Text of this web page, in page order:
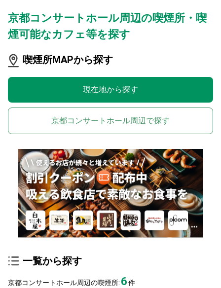
京都コンサートホール周辺の喫煙所・喫
煙可能なカフェ等を探す
喫煙所MAPから探す
現在地から探す
京都コンサートホール周辺で探す
一覧から探す
京都コンサートホール周辺の喫煙所: 6件